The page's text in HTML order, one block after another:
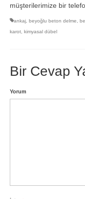
müşterilerimize bir
ankaj beyoğlu beton delme
karot kimyasal dübel
Bir Cevap
Yorum